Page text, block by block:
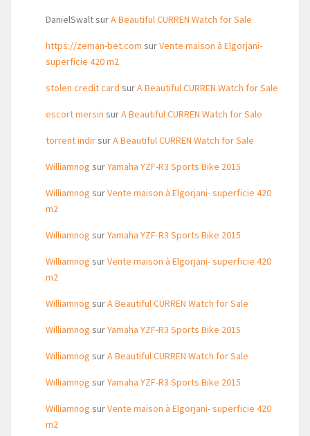
DanielSwaltsurA Beautiful CURREN Watch for Sale
https://zeman-bet.com surVente maison à Elgorjani-
superficie 420 m2
stolen credit card surA Beautiful CURREN Watch for Sale
escort mersin surA Beautiful CURREN Watch for Sale
torrent indirsurA Beautiful CURREN Watch for Sale
Williamnog surYamaha YZF-R3 Sports Bike 2015
Williamnog surVente maison à Elgorjani- superficie 420
m2
Williamnog surYamaha YZF-R3 Sports Bike 2015
Williamnog surVente maison à Elgorjani- superficie 420
m2
Williamnog surA Beautiful CURREN Watch for Sale
Williamnog surYamaha YZF-R3 Sports Bike 2015
Williamnog surA Beautiful CURREN Watch for Sale
Williamnog surYamaha YZF-R3 Sports Bike 2015
Williamnog surVente maison à Elgorjani- superficie 420
m2